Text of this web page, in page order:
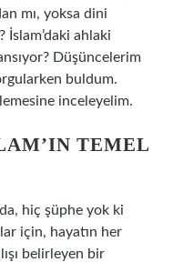
mı, yoksa dini
İslam’daki ahlaki
Düşüncelerim
buldum.
inceleyelim.
TEMEL
hiç şüphe yok ki
için, hayatın her
belirleyen bir